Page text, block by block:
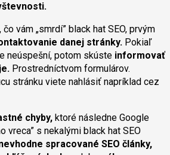
vám „smrdí” black hat SEO, prvým
danej stránky. Pokiaľ
neúspešní, potom skúste informovať
Prostredníctvom formulárov.
stránku viete nahlásiť napríklad cez
chyby, ktoré následne Google
vreca” s nekalými black hat SEO
spracované SEO články,